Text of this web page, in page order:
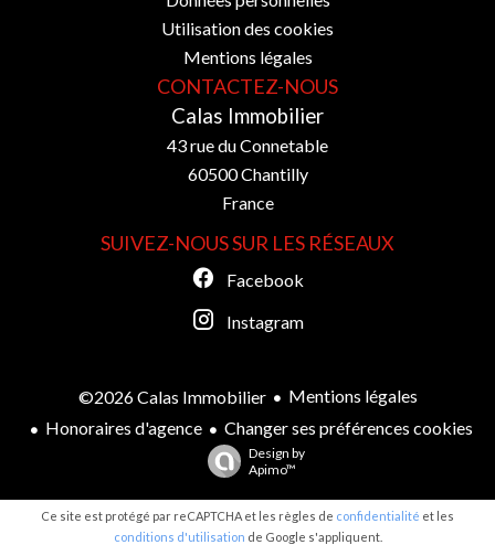
Utilisation des cookies
Mentions légales
CONTACTEZ-NOUS
Calas Immobilier
43 rue du Connetable
60500Chantilly
France
SUIVEZ-NOUS SUR LES RÉSEAUX
Facebook
Instagram
©2026 Calas Immobilier
Mentions légales
Honoraires d'agence
Changer ses préférences cookies
Design by
Apimo™
Ce site est protégé par reCAPTCHA et les règles de confidentialité et les
conditions d'utilisation de Google s'appliquent.